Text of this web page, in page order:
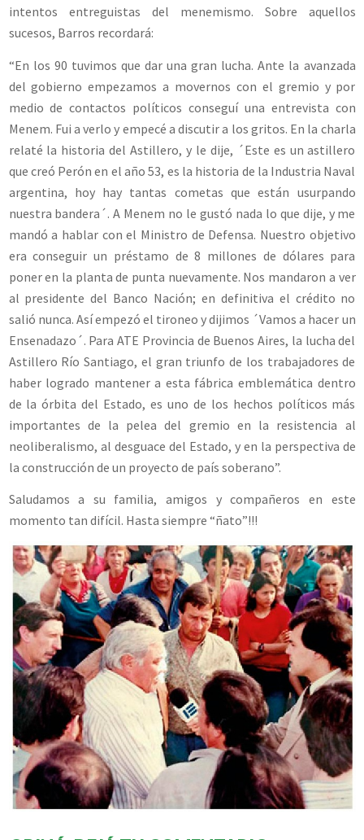
intentos entreguistas del menemismo. Sobre aquellos
sucesos, Barros recordará:
“En los 90 tuvimos que dar una gran lucha. Ante la avanzada
del gobierno empezamos a movernos con el gremio y por
medio de contactos políticos conseguí una entrevista con
Menem. Fui a verlo y empecé a discutir a los gritos. En la charla
relaté la historia del Astillero, y le dije, ´Este es un astillero
que creó Perón en el año 53, es la historia de la Industria Naval
argentina, hoy hay tantas cometas que están usurpando
nuestra bandera´. A Menem no le gustó nada lo que dije, y me
mandó a hablar con el Ministro de Defensa. Nuestro objetivo
era conseguir un préstamo de 8 millones de dólares para
poner en la planta de punta nuevamente. Nos mandaron a ver
al presidente del Banco Nación; en definitiva el crédito no
salió nunca. Así empezó el tironeo y dijimos ´Vamos a hacer un
Ensenadazo´. Para ATE Provincia de Buenos Aires, la lucha del
Astillero Río Santiago, el gran triunfo de los trabajadores de
haber logrado mantener a esta fábrica emblemática dentro
de la órbita del Estado, es uno de los hechos políticos más
importantes de la pelea del gremio en la resistencia al
neoliberalismo, al desguace del Estado, y en la perspectiva de
la construcción de un proyecto de país soberano”.
Saludamos a su familia, amigos y compañeros en este
momento tan difícil. Hasta siempre “ñato”!!!